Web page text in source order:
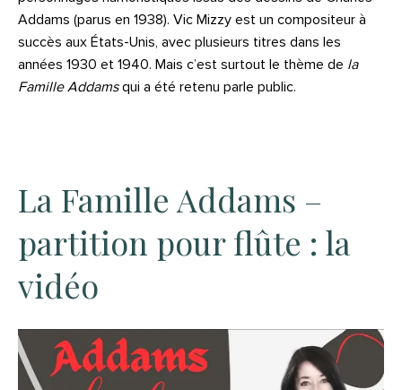
Addams (parus en 1938). Vic Mizzy est un compositeur à
succès aux États-Unis, avec plusieurs titres dans les
années 1930 et 1940. Mais c’est surtout le thème de la
Famille Addamsqui a été retenu parle public.
La Famille Addams –
partition pour flûte : la
vidéo